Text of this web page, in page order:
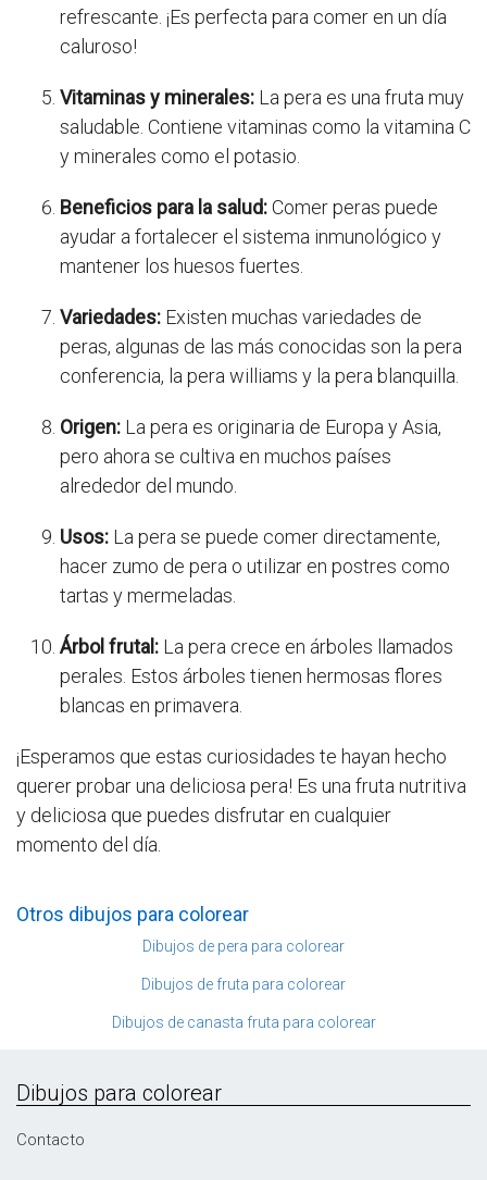
refrescante. ¡Es perfecta para comer en un día
caluroso!
Vitaminas y minerales: La pera es una fruta muy
saludable. Contiene vitaminas como la vitamina C
y minerales como el potasio.
Beneficios para la salud:Comer peras puede
ayudar a fortalecer el sistema inmunológico y
mantener los huesos fuertes.
Variedades: Existen muchas variedades de
peras, algunas de las más conocidas son la pera
conferencia, la pera williams y la pera blanquilla.
Origen: La pera es originaria de Europa y Asia,
pero ahora se cultiva en muchos países
alrededor del mundo.
Usos: La pera se puede comer directamente,
hacer zumo de pera o utilizar en postres como
tartas y mermeladas.
Árbol frutal: La pera crece en árboles llamados
perales. Estos árboles tienen hermosas flores
blancas en primavera.
¡Esperamos que estas curiosidades te hayan hecho
querer probar una deliciosa pera! Es una fruta nutritiva
y deliciosa que puedes disfrutar en cualquier
momento del día.
Otros dibujos para colorear
Dibujos de pera para colorear
Dibujos de fruta para colorear
Dibujos de canasta fruta para colorear
Dibujos para colorear
Contacto